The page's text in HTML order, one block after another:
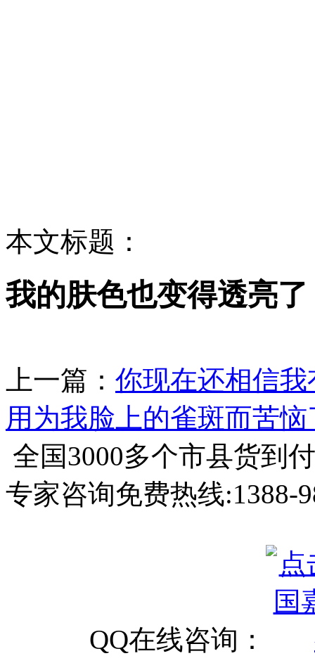
本文标题：
我的肤色也变得透亮了
上一篇： 你现在还相信
用为我脸上的雀斑而苦恼
全国3000多个市县货到
专家咨询免费热线:1388-
QQ在线咨询：